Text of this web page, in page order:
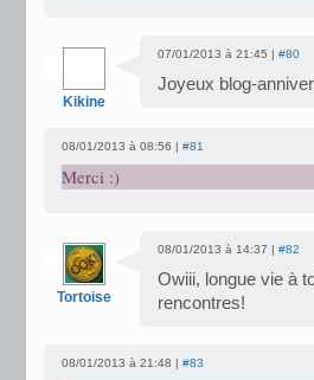
Kikine
07/01/2013 à 21:45 | #80
Joyeux blog-
08/01/2013 à 08:56 | #81
Merci :)
Tortoise
08/01/2013 à 14:37 | #82
Owiii, longue vie à
rencontres!
08/01/2013 à 21:48 | #83